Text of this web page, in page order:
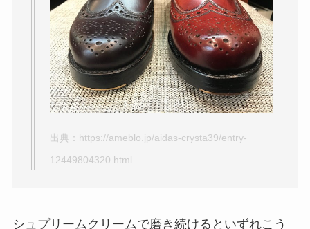
出典： https://ameblo.jp/aidas-crysta39/entry-
12449804320.html
シュプリームクリームで磨き続けるといずれこう